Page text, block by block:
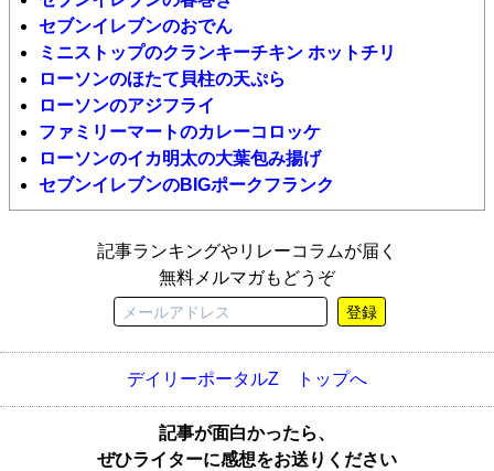
セブンイレブンのおでん
ミニストップのクランキーチキン ホットチリ
ローソンのほたて貝柱の天ぷら
ローソンのアジフライ
ファミリーマートのカレーコロッケ
ローソンのイカ明太の大葉包み揚げ
セブンイレブンのBIGポークフランク
記事ランキングやリレーコラムが届く
無料メルマガもどうぞ
登録
デイリーポータルZ トップへ
記事が面白かったら、
ぜひライターに感想をお送りください